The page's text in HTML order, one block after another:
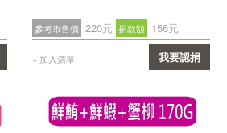
參考市售價 220元 捐款額 156元
+ 加入清單 我要認捐